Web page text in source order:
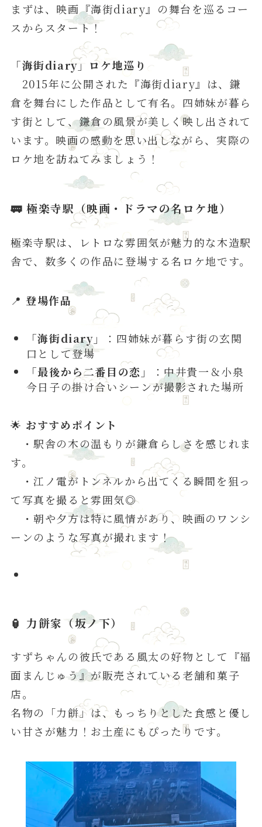
まずは、映画『海街diary』の舞台を巡るコー
スからスタート！
「海街diary」ロケ地巡り
2015年に公開された『海街diary』は、鎌
倉を舞台にした作品として有名。四姉妹が暮ら
す街として、鎌倉の風景が美しく映し出されて
います。映画の感動を思い出しながら、実際の
ロケ地を訪ねてみましょう！
🚃極楽寺駅 （映画・ドラマの名ロケ地）
極楽寺駅は、レトロな雰囲気が魅力的な木造駅
舎で、数多くの作品に登場する名ロケ地です。
📍登場作品
「海街diary」
：四姉妹が暮らす街の玄関
口として登場
「最後から二番目の恋」
：中井貴一＆小泉
今日子の掛け合いシーンが撮影された場所
🌟 おすすめポイント
・駅舎の木の温もりが鎌倉らしさを感じれま
す。
・江ノ電がトンネルから出てくる瞬間を狙っ
て写真を撮ると雰囲気◎
・朝や夕方は特に風情があり、映画のワンシ
ーンのような写真が撮れます！
🏮 力餅家（坂ノ下）
すずちゃんの彼氏である風太の好物として『福
面まんじゅう』が販売されている老舗和菓子
店。
名物の「力餅」は、もっちりとした食感と優し
い甘さが魅力！お土産にもぴったりです。